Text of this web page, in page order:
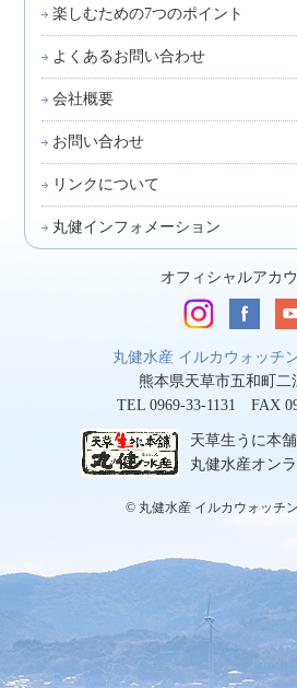
楽しむための7つのポイント
よくあるお問い合わせ
会社概要
お問い合わせ
リンクについて
丸健インフォメーション
オフィシャルアカ
丸健水産 イルカウォッチ
熊本県天草市五和町二
TEL 0969-33-1131 FAX
天草生うに本舗
丸健水産オン
© 丸健水産 イルカウォッチ